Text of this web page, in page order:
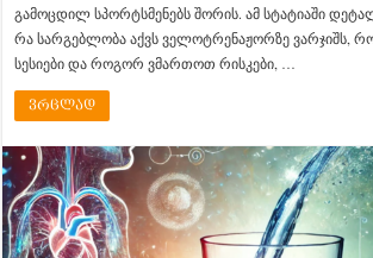
გამოცდილ სპორტსმენებს შორის. ამ სტატიაში
რა სარგებლობა აქვს ველოტრენაჟორზე ვარჯიშს,
სესიები და როგორ ვმართოთ რისკები, …
ვრცლად